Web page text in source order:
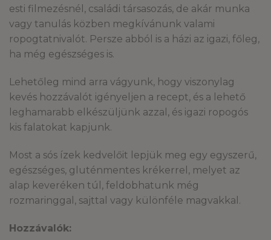
esti filmezésnél, családi társasozás, de akár munka
vagy tanulás közben megkívánunk valami
ropogtatnivalót. Persze abból is a házi az igazi, főleg,
ha még egészséges is.
Lehetőleg mind arra vágyunk, hogy viszonylag
kevés hozzávalót igényeljen a recept, és a lehető
leghamarabb elkészüljünk azzal, és igazi ropogós
kis falatokat kapjunk.
Most a sós ízek kedvelőit lepjük meg egy egyszerű,
egészséges, gluténmentes krékerrel, melyet az
alap keveréken túl, feldobhatunk még
rozmaringgal, sajttal vagy különféle magvakkal.
Hozzávalók: